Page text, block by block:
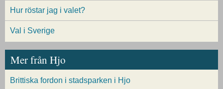
Hur röstar jag i valet?
Val i Sverige
Mer från Hjo
Brittiska fordon i stadsparken i Hjo